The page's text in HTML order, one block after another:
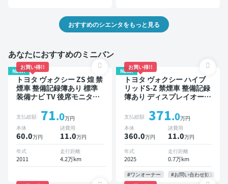
おすすめのシエンタをもっと見る
あなたにおすすめのミニバン
NEW!
お買い得!!
トヨタ ヴォクシー ZS 煌 禁
煙車 整備記録簿あり 標準
装備ナビ TV 後席モニター
ター 両側電動スライドドア
8人乗り
支払総額 71.0万円
本体
60.0万円
諸費用
11.0万円
年式
2011
走行距離
4.2万km
NEW!
お買い得!!
トヨタ ヴォクシー ハイブ
リッドS-Z 禁煙車 整備記録
簿あり ディスプレイオーデ
インドスポットモニター デ
ジタルインナーミラー オー
トクルーズ 3列シート スマ
ートキー ETC 電動バック
ドア バックモニター 全方
位カメラ ドライブレコーダ
ー 衝突軽減 両側電動スラ
イドドア 7人乗り
支払総額 371.0万円
本体
360.0万円
諸費用
11.0万円
年式
2025
走行距離
0.7万km
#ワンオーナー #お問い合わせ歓迎